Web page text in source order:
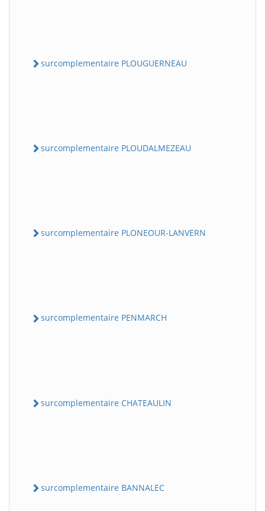
surcomplementaire PLOUGUERNEAU
surcomplementaire PLOUDALMEZEAU
surcomplementaire PLONEOUR-LANVERN
surcomplementaire PENMARCH
surcomplementaire CHATEAULIN
surcomplementaire BANNALEC